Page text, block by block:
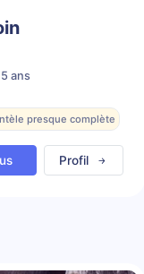
ans
presque complète
Profil